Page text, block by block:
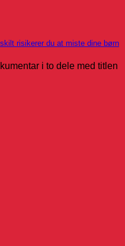
risikerer du at miste dine børn
i to dele med titlen